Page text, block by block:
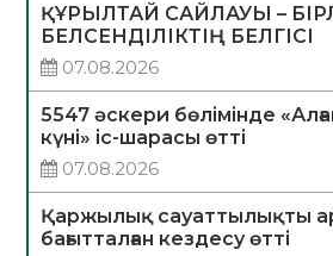
ҚҰРЫЛТАЙ САЙЛАУЫ –
БЕЛСЕНДІЛІКТІҢ БЕЛГІСІ
07.08.2026
5547 әскери бөлімінде
күні» іс-шарасы өтті
07.08.2026
Қаржылық сауаттылықты
бағытталған кездесу өтті